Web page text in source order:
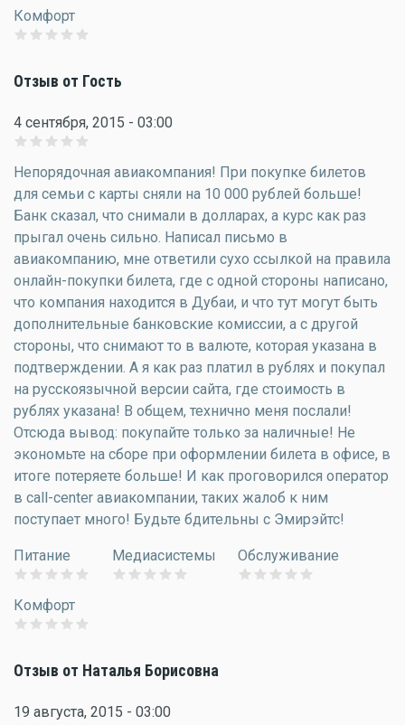
Комфорт
Отзыв от Гость
4 сентября, 2015 - 03:00
Непорядочная авиакомпания! При покупке билетов
для семьи с карты сняли на 10 000 рублей больше!
Банк сказал, что снимали в долларах, а курс как раз
прыгал очень сильно. Написал письмо в
авиакомпанию, мне ответили сухо ссылкой на правила
онлайн-покупки билета, где с одной стороны написано,
что компания находится в Дубаи, и что тут могут быть
дополнительные банковские комиссии, а с другой
стороны, что снимают то в валюте, которая указана в
подтверждении. А я как раз платил в рублях и покупал
на русскоязычной версии сайта, где стоимость в
рублях указана! В общем, технично меня послали!
Отсюда вывод: покупайте только за наличные! Не
экономьте на сборе при оформлении билета в офисе, в
итоге потеряете больше! И как проговорился оператор
в call-center авиакомпании, таких жалоб к ним
поступает много! Будьте бдительны с Эмирэйтс!
Питание Медиасистемы Обслуживание
Комфорт
Отзыв от Наталья Борисовна
19 августа, 2015 - 03:00